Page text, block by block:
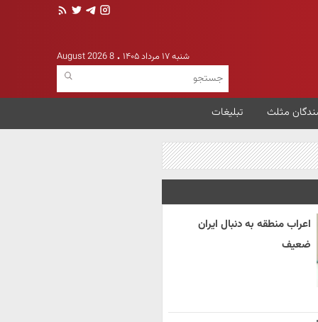
شنبه ۱۷ مرداد ۱۴۰۵ 8 August 2026
مثلث تبلیغات
اعراب منطقه به دنبال ایران
ضعیف